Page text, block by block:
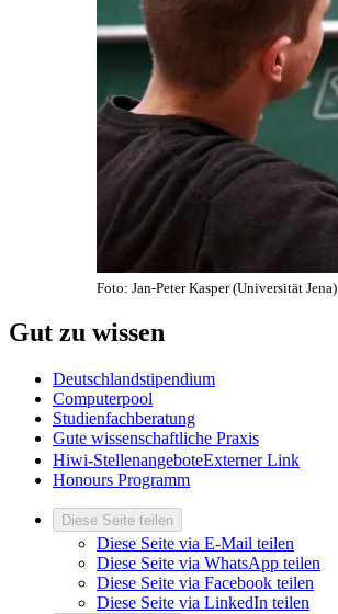
Foto: Jan-Peter Kasper (Universität Jena)
Gut zu wissen
Deutschlandstipendium
Computerpool
Studienfachberatung
Gute wissenschaftliche Praxis
Hiwi-StellenangeboteExterner Link
Honours Programm
Diese Seite teilen
Diese Seite via E-Mail teilen
Diese Seite via WhatsApp teilen
Diese Seite via Facebook teilen
Diese Seite via LinkedIn teilen